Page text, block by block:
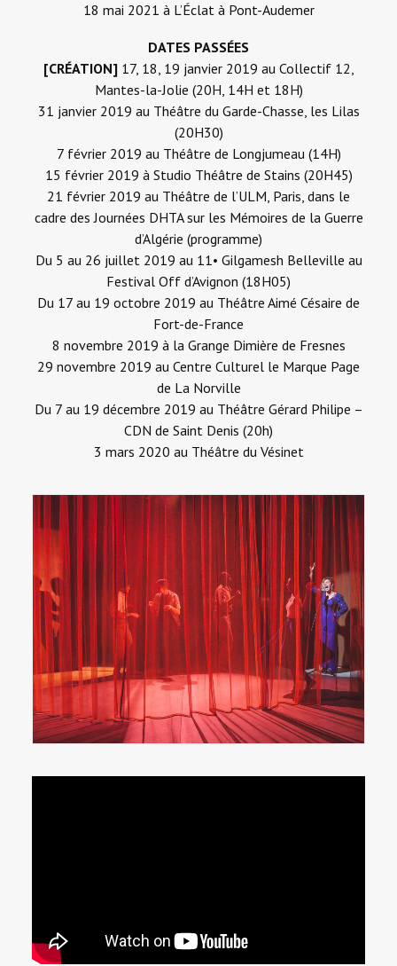
18 mai 2021 à L’Éclat à Pont-Audemer
DATES PASSÉES
[CRÉATION]17, 18, 19 janvier 2019 au Collectif 12,
Mantes-la-Jolie (20H, 14H et 18H)
31 janvier 2019 au Théâtre du Garde-Chasse, les Lilas
(20H30)
7 février 2019 au Théâtre de Longjumeau(14H)
15 février 2019 à Studio Théâtre de Stains (20H45)
21 février 2019 au Théâtre de l’ULM, Paris, dans le
cadre des Journées DHTA sur les Mémoires de la Guerre
d’Algérie (programme)
Du 5 au 26 juillet 2019 au 11• Gilgamesh Belleville au
Festival Off d’Avignon (18H05)
Du 17 au 19 octobre 2019 au Théâtre Aimé Césaire de
Fort-de-France
8 novembre 2019 à la Grange Dimière de Fresnes
29 novembre 2019 au Centre Culturel le Marque Page
de La Norville
Du 7 au 19 décembre 2019 au Théâtre Gérard Philipe –
CDN de Saint Denis (20h)
3 mars 2020 au Théâtre du Vésinet